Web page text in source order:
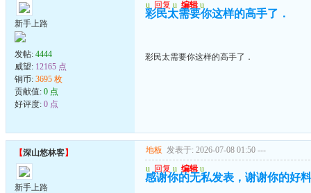
新手上路
发帖: 4444
威望: 12165 点
铜币: 3695 枚
贡献值: 0 点
好评度: 0 点
u 回复 u 编辑 u
彩民太需要你这样的高手了．
彩民太需要你这样的高手了．
【深山悠林客】
新手上路
地板 发表于: 2026-07-08 01:50 ---
u 回复 u 编辑 u
感谢你的无私发表，谢谢你的好